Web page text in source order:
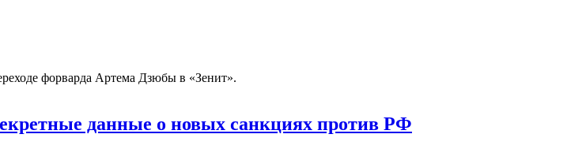
форварда Артема Дзюбы в «Зенит».
данные о новых санкциях против РФ